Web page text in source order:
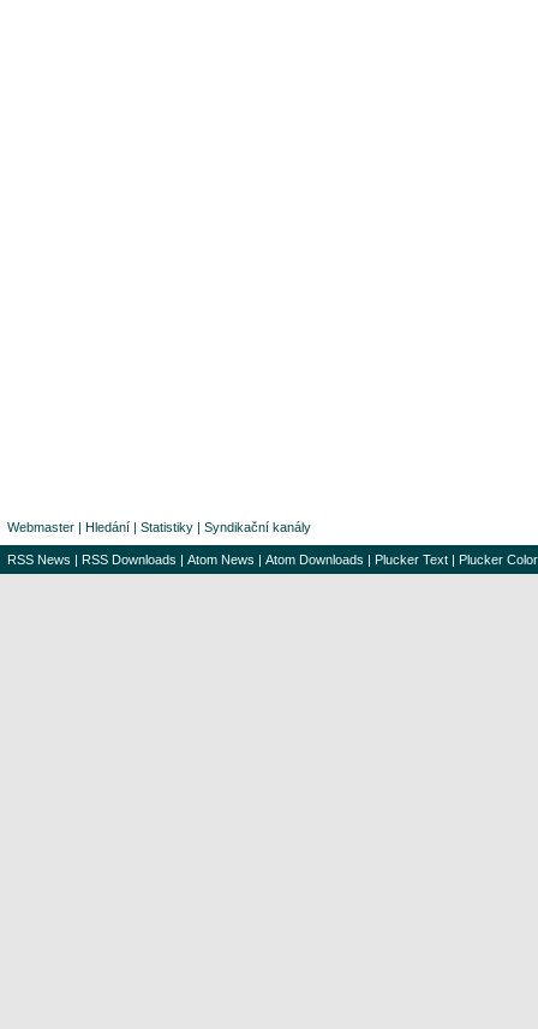
Webmaster | Hledání | Statistiky | Syndikační kanály
RSS News | RSS Downloads | Atom News | Atom Downloads | Plucker Text | Plucker Color